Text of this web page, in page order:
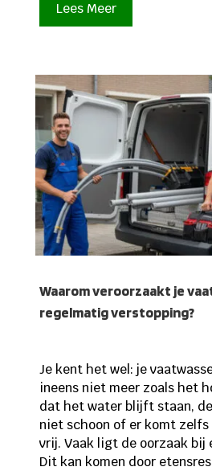
Lees Meer
Waarom veroorzaakt je
regelmatig verstopping?
Je kent het wel: je
ineens niet meer zoals het
dat het water blijft staan,
niet schoon of er komt zelfs
vrij. Vaak ligt de oorzaak bij
Dit kan komen door